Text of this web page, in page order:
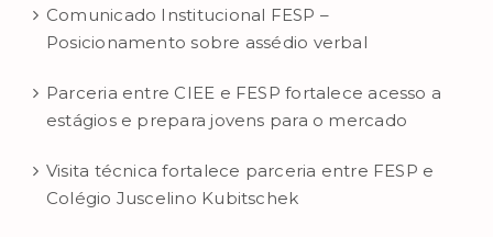
Comunicado Institucional FESP –
Posicionamento sobre assédio verbal
Parceria entre CIEE e FESP fortalece acesso a
estágios e prepara jovens para o mercado
Visita técnica fortalece parceria entre FESP e
Colégio Juscelino Kubitschek